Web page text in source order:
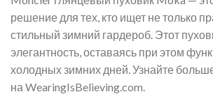
решение для тех, кто ищет не только
стильный зимний гардероб. Этот
элегантность, оставаясь при этом
холодных зимних дней. Узнайте
на WearingIsBelieving.com.